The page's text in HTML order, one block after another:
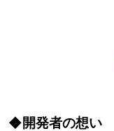
◆開発者の想い